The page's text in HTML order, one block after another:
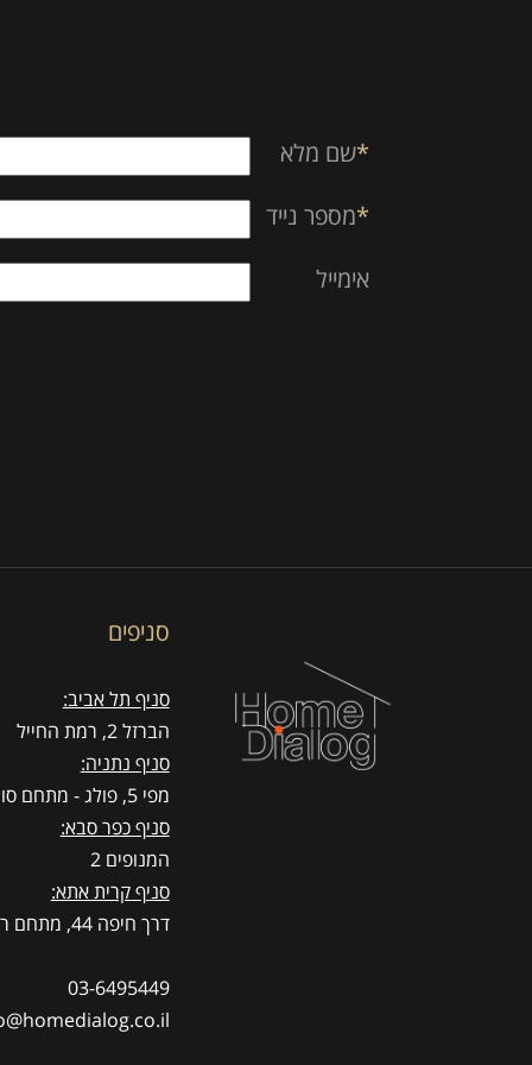
*שם מלא
*מספר נייד
אימייל
סניפים
סניף תל אביב:
הברזל 2, רמת החייל
סניף נתניה:
מפי 5, פולג - מתחם סוהו
סניף כפר סבא:
המנופים 2
סניף קרית אתא:
דרך חיפה 44, מתחם רדיזיין
03-6495449